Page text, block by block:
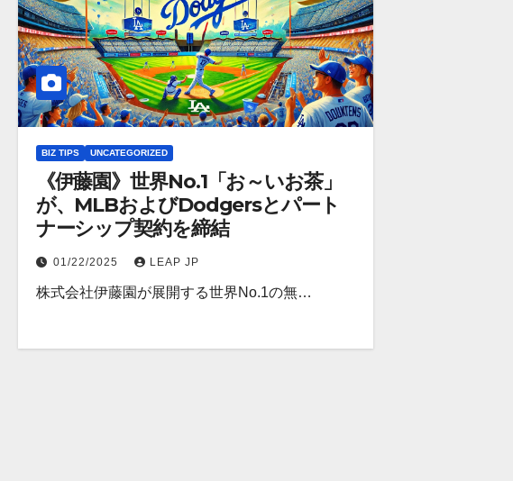
BIZ TIPS UNCATEGORIZED
《伊藤園》世界No.1「お～いお茶」
が、MLBおよびDodgersとパート
ナーシップ契約を締結
01/22/2025 LEAP JP
株式会社伊藤園が展開する世界No.1の無…